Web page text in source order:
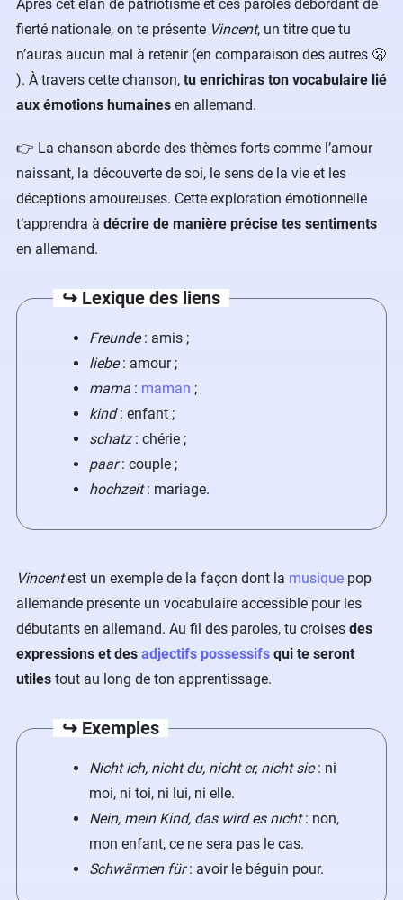
Après cet élan de patriotisme et ces paroles débordant de
fierté nationale, on te présente Vincent, un titre que tu
n’auras aucun mal à retenir (en comparaison des autres 🫢​
). À travers cette chanson, tu enrichiras ton vocabulaire lié
aux émotions humaines en allemand.
​👉 La chanson aborde des thèmes forts comme l’amour
naissant, la découverte de soi, le sens de la vie et les
déceptions amoureuses. Cette exploration émotionnelle
t’apprendra à décrire de manière précise tes sentiments
en allemand.
↪️ Lexique des liens
Freunde: amis ;
liebe: amour ;
mama : maman ;
kind: enfant ;
schatz: chérie ;
paar: couple ;
hochzeit: mariage.
Vincentest un exemple de la façon dont la musique pop
allemande présente un vocabulaire accessible pour les
débutants en allemand. Au fil des paroles, tu croises des
expressions et des adjectifs possessifs qui te seront
utiles tout au long de ton apprentissage.
↪️ Exemples
Nicht ich, nicht du, nicht er, nicht sie: ni
moi, ni toi, ni lui, ni elle.
Nein, mein Kind, das wird es nicht: non,
mon enfant, ce ne sera pas le cas.
Schwärmen für: avoir le béguin pour.